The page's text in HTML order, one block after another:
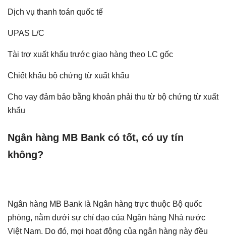
Dịch vụ thanh toán quốc tế
UPAS L/C
Tài trợ xuất khẩu trước giao hàng theo LC gốc
Chiết khấu bộ chứng từ xuất khẩu
Cho vay đảm bảo bằng khoản phải thu từ bộ chứng từ xuất
khẩu
Ngân hàng MB Bank có tốt, có uy tín
không?
Ngân hàng MB Bank là Ngân hàng trực thuộc Bộ quốc
phòng, nằm dưới sự chỉ đạo của Ngân hàng Nhà nước
Việt Nam. Do đó, mọi hoạt động của ngân hàng này đều